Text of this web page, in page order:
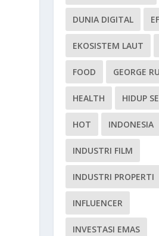
DUNIA DIGITAL
EKOSISTEM LAUT
FOOD GEORGE
HEALTH HIDUP
HOT INDONESIA
INDUSTRI FILM
INDUSTRI PROPERTI
INFLUENCER
INVESTASI EMAS